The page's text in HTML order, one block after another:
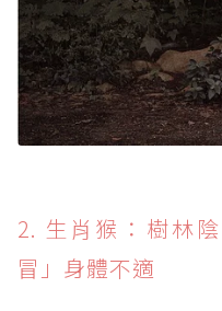
2. 生肖猴：樹林
冒」身體不適